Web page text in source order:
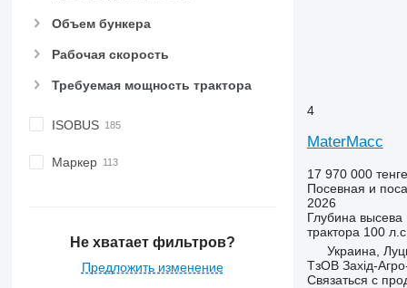
Объем бункера
Рабочая скорость
Требуемая мощность трактора
ISOBUS
Маркер
Не хватает фильтров?
Предложить изменение
4
MaterMacc
17 970 000 тенге
Посевная и
2026
Глубина высева
трактора 100 л.с.
Украина,
ТзОВ Захід-
Связаться с